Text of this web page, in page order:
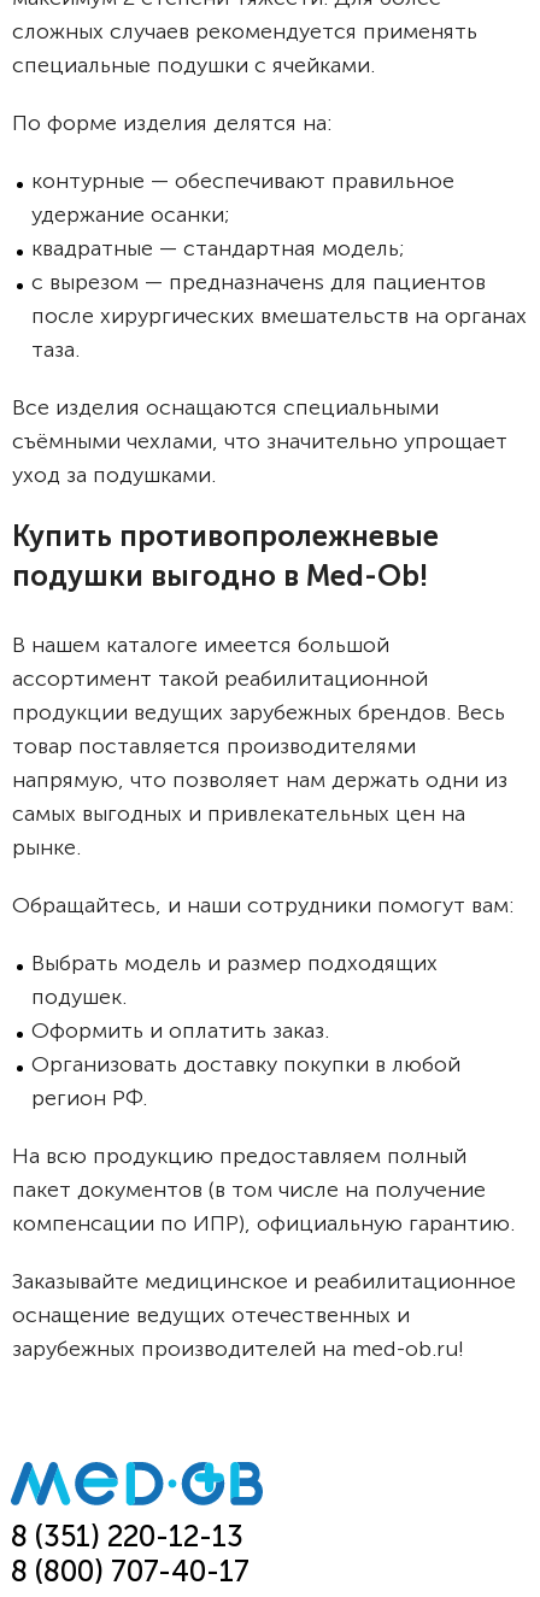
сложных случаев рекомендуется применять
специальные подушки с ячейками.
По форме изделия делятся на:
контурные — обеспечивают правильное
удержание осанки;
квадратные — стандартная модель;
с вырезом — предназначенs для пациентов
после хирургических вмешательств на органах
таза.
Все изделия оснащаются специальными
съёмными чехлами, что значительно упрощает
уход за подушками.
Купить противопролежневые
подушки выгодно в Med-Ob!
В нашем каталоге имеется большой
ассортимент такой реабилитационной
продукции ведущих зарубежных брендов. Весь
товар поставляется производителями
напрямую, что позволяет нам держать одни из
самых выгодных и привлекательных цен на
рынке.
Обращайтесь, и наши сотрудники помогут вам:
Выбрать модель и размер подходящих
подушек.
Оформить и оплатить заказ.
Организовать доставку покупки в любой
регион РФ.
На всю продукцию предоставляем полный
пакет документов (в том числе на получение
компенсации по ИПР), официальную гарантию.
Заказывайте медицинское и реабилитационное
оснащение ведущих отечественных и
зарубежных производителей на med-ob.ru!
8 (351) 220-12-13
8 (800) 707-40-17